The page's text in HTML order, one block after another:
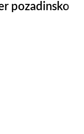
pozadinsko